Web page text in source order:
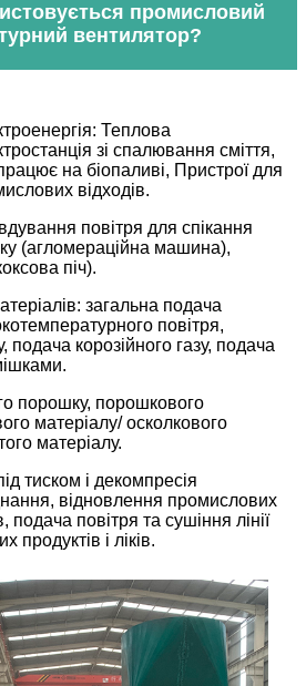
промисловий
вентилятор?
Теплова
зі спалювання сміття,
на біопаливі, Пристрої для
відходів.
повітря для спікання
(агломераційна машина),
піч).
загальна подача
повітря,
подача корозійного газу, подача
порошку, порошкового
матеріалу/ осколкового
матеріалу.
тиском і декомпресія
відновлення промислових
подача повітря та сушіння лінії
продуктів і ліків.